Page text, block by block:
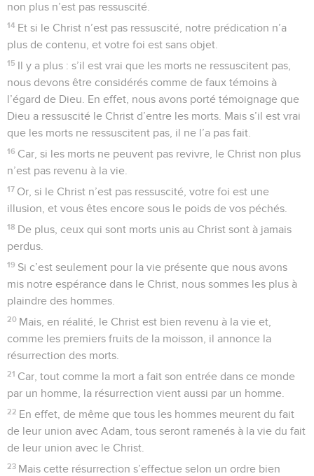
non plus n’est pas ressuscité.
14 Et si le Christ n’est pas ressuscité, notre prédication n’a
plus de contenu, et votre foi est sans objet.
15 Il y a plus : s’il est vrai que les morts ne ressuscitent pas,
nous devons être considérés comme de faux témoins à
l’égard de Dieu. En effet, nous avons porté témoignage que
Dieu a ressuscité le Christ d’entre les morts. Mais s’il est vrai
que les morts ne ressuscitent pas, il ne l’a pas fait.
16 Car, si les morts ne peuvent pas revivre, le Christ non plus
n’est pas revenu à la vie.
17 Or, si le Christ n’est pas ressuscité, votre foi est une
illusion, et vous êtes encore sous le poids de vos péchés.
18 De plus, ceux qui sont morts unis au Christ sont à jamais
perdus.
19 Si c’est seulement pour la vie présente que nous avons
mis notre espérance dans le Christ, nous sommes les plus à
plaindre des hommes.
20 Mais, en réalité, le Christ est bien revenu à la vie et,
comme les premiers fruits de la moisson, il annonce la
résurrection des morts.
21 Car, tout comme la mort a fait son entrée dans ce monde
par un homme, la résurrection vient aussi par un homme.
22 En effet, de même que tous les hommes meurent du fait
de leur union avec Adam, tous seront ramenés à la vie du fait
de leur union avec le Christ.
23 Mais cette résurrection s’effectue selon un ordre bien